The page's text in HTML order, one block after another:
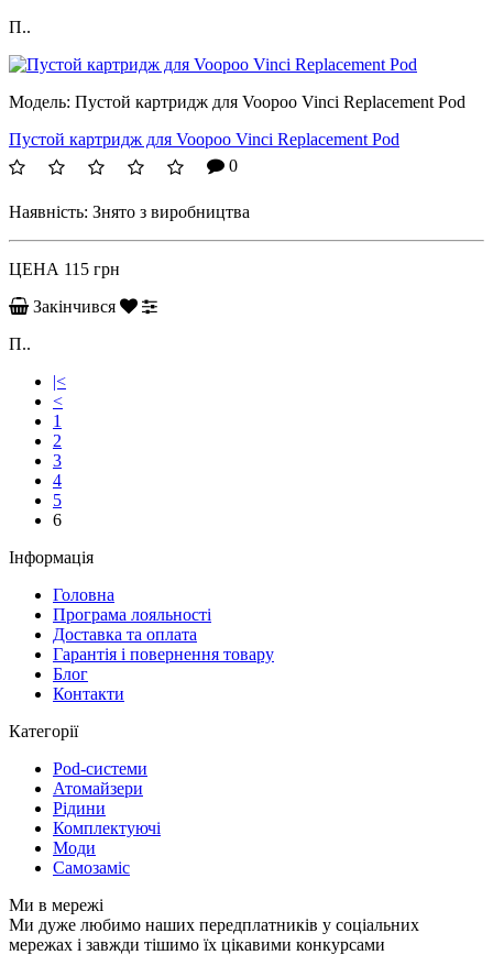
П..
Модель: Пустой картридж для Voopoo Vinci Replacement Pod
Пустой картридж для Voopoo Vinci Replacement Pod
0
Наявність: Знято з виробництва
ЦЕНА 115 грн
Закінчився
П..
|<
<
1
2
3
4
5
6
Інформація
Головна
Програма лояльності
Доставка та оплата
Гарантія і повернення товару
Блог
Контакти
Категорії
Pod-системи
Атомайзери
Рідини
Комплектуючі
Моди
Самозаміс
Ми в мережі
Ми дуже любимо наших передплатників у соціальних
мережах і завжди тішимо їх цікавими конкурсами